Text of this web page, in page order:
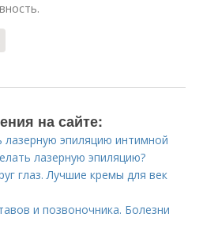
на сайте:
лазерную эпиляцию интимной
лазерную эпиляцию?
глаз. Лучшие кремы для век
и позвоночника. Болезни